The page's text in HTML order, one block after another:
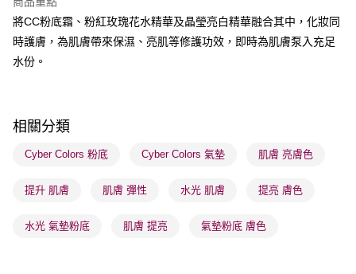
順豐自助櫃 - 確認發貨後1-3個工作天送達
每筆HK$65.00，滿HK$300.00或以上免運費
順豐站及營業點 - 確認發貨後1-3個工作天送達
物流公司進行物流配送
每筆HK$65.00，滿HK$300.00或以上免運費
(香港門市) 只顯示可選門市。確認發貨後2-5個工作天到店，3天內
每筆HK$20.00，滿HK$100.00或以上免運費
將CC粉底霜、粉紅玫瑰花水精華及晶瑩亮白精華融合其中，化妝同
時護膚，為肌膚帶來保濕、亮肌等修護功效，即時為肌膚泵入充足
水份。
相關分類
Cyber Colors 粉底 Cyber Colors 氣墊 肌膚 亮膚色
提升 肌膚 肌膚 彈性 水光 肌膚 提亮 膚色
水光 氣墊粉底 肌膚 提亮 氣墊粉底 膚色